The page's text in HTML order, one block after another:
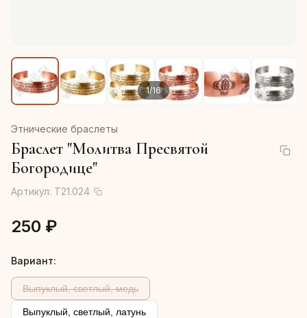
1/16
Этнические браслеты
Браслет "Молитва Пресвятой
Богородице"
Артикул: Т21.024
250 ₽
Вариант:
Выпуклый, светлый, медь
Выпуклый, светлый, латунь